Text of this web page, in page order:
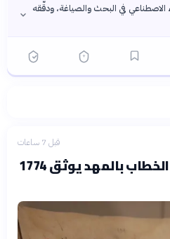
في البحث والصياغة، ودقّقه
قبل 7 ساعات
اكتشاف نقش عمر بن الخطاب بالمهد يوثق 1774